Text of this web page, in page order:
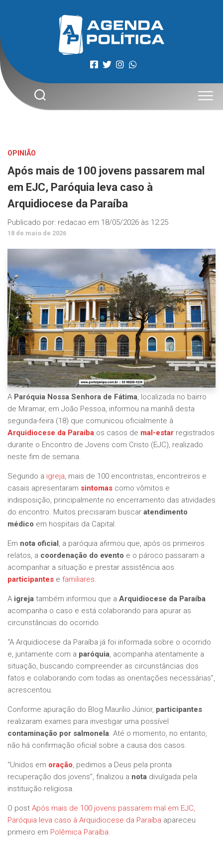
OPINIÃO
Após mais de 100 jovens passarem mal
em EJC, Paróquia leva caso à
Arquidiocese da Paraíba
Publicado por: redacao em 18/05/2026 às 12:25
18 de maio de 2026
A Paróquia Nossa Senhora de Fátima, localizada no bairro
de Miramar, em João Pessoa, informou na manhã desta
segunda-feira (18) que comunicou oficialmente à
Arquidiocese da Paraíba os casos de mal-estar registrados
durante o Encontro de Jovens com Cristo (EJC), realizado
neste fim de semana.
Segundo a igreja, mais de 100 encontristas, encontreiros e
casais apresentaram sintomas como vômitos e
indisposição, principalmente no encerramento das atividades
do encontro. Muitos precisaram buscar atendimento
médico em hospitais da Capital.
Em nota oficial, a paróquia afirmou que, após os primeiros
relatos, a coordenação do evento e o pároco passaram a
acompanhar a situação e prestar assistência aos
participantes e familiares.
A igreja também informou que a Arquidiocese da Paraíba
acompanha o caso e está colaborando para apurar as
circunstâncias do ocorrido.
“A Arquidiocese da Paraíba já foi informada sobre o ocorrido
e, juntamente com a paróquia, acompanha atentamente a
situação, buscando compreender as circunstâncias dos
fatos e colaborando com todas as orientações necessárias”,
acrescentou.
Conforme apuração do Blog Maurílio Júnior, participantes
realizaram exames para investigar uma possível
contaminação por salmonela. Até o momento, no entanto,
não há confirmação oficial sobre a causa dos casos.
“Unidos em oração, pedimos a Deus pela pronta
recuperação dos jovens”, finalizou a nota divulgada pela
instituição religiosa.
O post Após mais de 100 jovens passarem mal em EJC,
Paróquia leva caso à Arquidiocese da Paraíba apareceu
primeiro em Polêmica Paraíba.